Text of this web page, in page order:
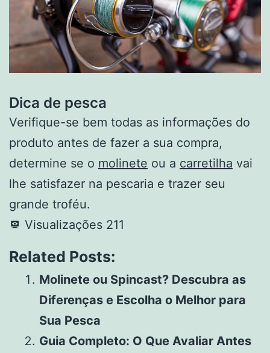
Dica de pesca
Verifique-se bem todas as informações do
produto antes de fazer a sua compra,
determine se o molinete ou a carretilha vai
lhe satisfazer na pescaria e trazer seu
grande troféu.
Visualizações 211
Related Posts:
Molinete ou Spincast? Descubra as
Diferenças e Escolha o Melhor para
Sua Pesca
Guia Completo: O Que Avaliar Antes